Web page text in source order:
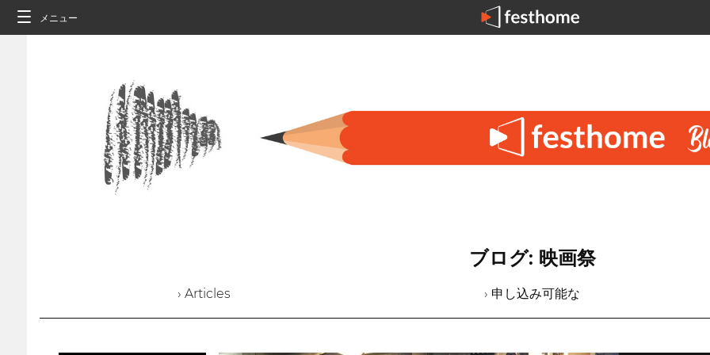
メニュー
ブログ: 映画祭
› Articles › 申し込み可能な